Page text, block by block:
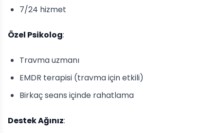
7/24 hizmet
Özel Psikolog:
Travma uzmanı
EMDR terapisi (travma için etkili)
Birkaç seans içinde rahatlama
Destek Ağınız: